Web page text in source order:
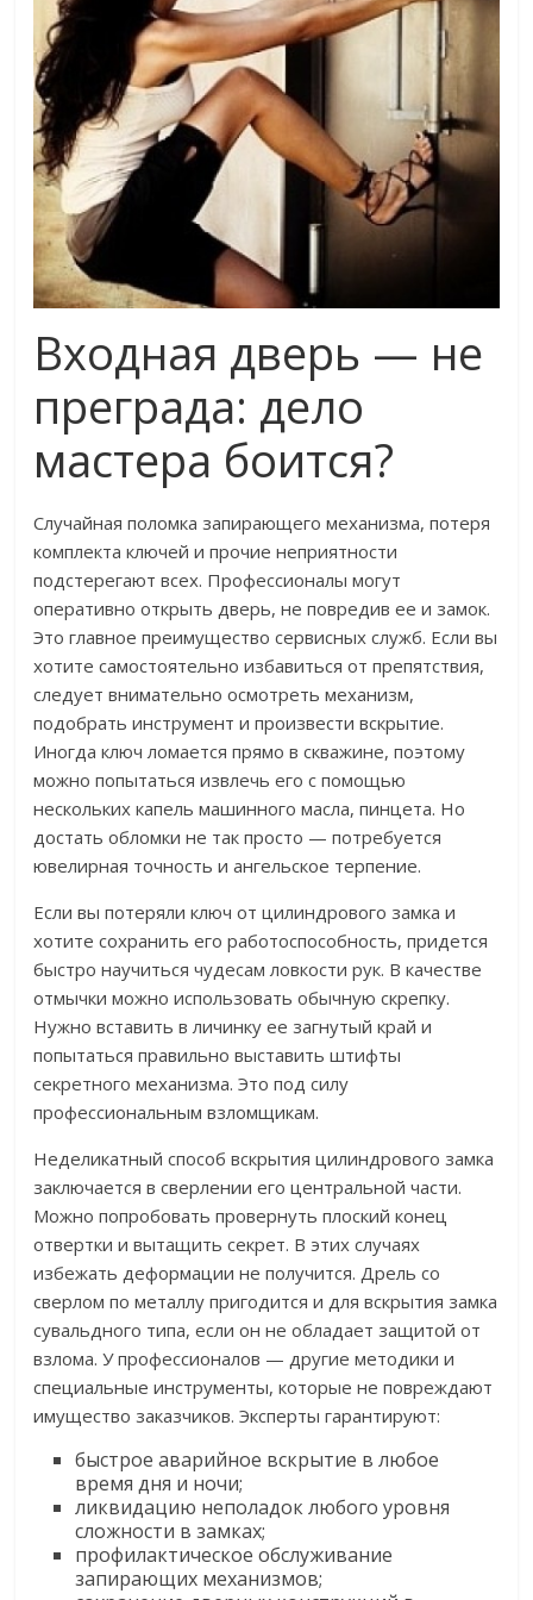
Входная дверь — не
преграда: дело
мастера боится?
Случайная поломка запирающего механизма, потеря
комплекта ключей и прочие неприятности
подстерегают всех. Профессионалы могут
оперативно открыть дверь, не повредив ее и замок.
Это главное преимущество сервисных служб. Если вы
хотите самостоятельно избавиться от препятствия,
следует внимательно осмотреть механизм,
подобрать инструмент и произвести вскрытие.
Иногда ключ ломается прямо в скважине, поэтому
можно попытаться извлечь его с помощью
нескольких капель машинного масла, пинцета. Но
достать обломки не так просто — потребуется
ювелирная точность и ангельское терпение.
Если вы потеряли ключ от цилиндрового замка и
хотите сохранить его работоспособность, придется
быстро научиться чудесам ловкости рук. В качестве
отмычки можно использовать обычную скрепку.
Нужно вставить в личинку ее загнутый край и
попытаться правильно выставить штифты
секретного механизма. Это под силу
профессиональным взломщикам.
Неделикатный способ вскрытия цилиндрового замка
заключается в сверлении его центральной части.
Можно попробовать провернуть плоский конец
отвертки и вытащить секрет. В этих случаях
избежать деформации не получится. Дрель со
сверлом по металлу пригодится и для вскрытия замка
сувальдного типа, если он не обладает защитой от
взлома. У профессионалов — другие методики и
специальные инструменты, которые не повреждают
имущество заказчиков. Эксперты гарантируют:
быстрое аварийное вскрытие в любое
время дня и ночи;
ликвидацию неполадок любого уровня
сложности в замках;
профилактическое обслуживание
запирающих механизмов;